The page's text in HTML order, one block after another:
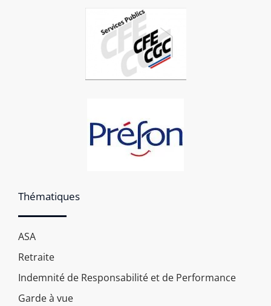
Thématiques
ASA
Retraite
Indemnité de Responsabilité et de Performance
Garde à vue